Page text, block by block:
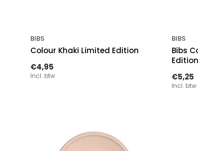
BIBS
Colour Khaki Limited Edition
€4,95
Incl. btw
BIBS
Bibs
Edition
€5,25
Incl. btw